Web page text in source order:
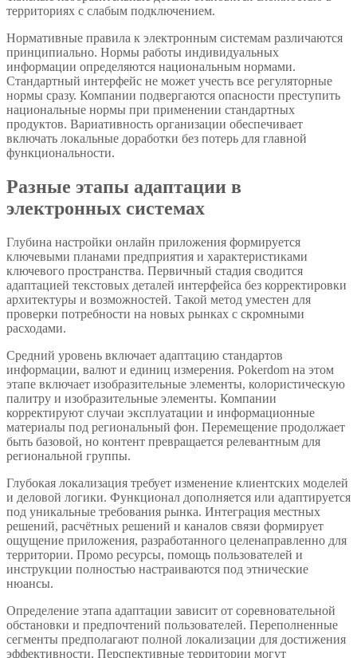
территориях с слабым подключением.
Нормативные правила к электронным системам различаются
принципиально. Нормы работы индивидуальных
информации определяются национальным нормами.
Стандартный интерфейс не может учесть все регуляторные
нормы сразу. Компании подвергаются опасности преступить
национальные нормы при применении стандартных
продуктов. Вариативность организации обеспечивает
включать локальные доработки без потерь для главной
функциональности.
Разные этапы адаптации в
электронных системах
Глубина настройки онлайн приложения формируется
ключевыми планами предприятия и характеристиками
ключевого пространства. Первичный стадия сводится
адаптацией текстовых деталей интерфейса без корректировки
архитектуры и возможностей. Такой метод уместен для
проверки потребности на новых рынках с скромными
расходами.
Средний уровень включает адаптацию стандартов
информации, валют и единиц измерения. Pokerdom на этом
этапе включает изобразительные элементы, колористическую
палитру и изобразительные элементы. Компании
корректируют случаи эксплуатации и информационные
материалы под региональный фон. Перемещение продолжает
быть базовой, но контент превращается релевантным для
региональной группы.
Глубокая локализация требует изменение клиентских моделей
и деловой логики. Функционал дополняется или адаптируется
под уникальные требования рынка. Интеграция местных
решений, расчётных решений и каналов связи формирует
ощущение приложения, разработанного целенаправленно для
территории. Промо ресурсы, помощь пользователей и
инструкции полностью настраиваются под этнические
нюансы.
Определение этапа адаптации зависит от соревновательной
обстановки и предпочтений пользователей. Переполненные
сегменты предполагают полной локализации для достижения
эффективности. Перспективные территории могут